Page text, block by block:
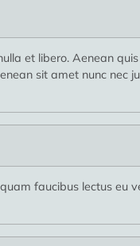
et libero. Aenean
sit amet nunc nec
faucibus lectus eu